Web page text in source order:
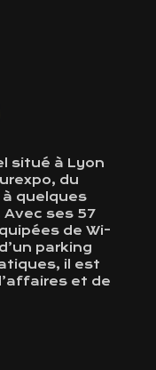
situé à Lyon
du
quelques
ses 57
de Wi-
parking
il est
et de